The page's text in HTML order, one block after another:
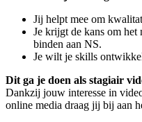
Jij helpt mee om
Je krijgt de kans om het
binden aan NS.
Je wilt je skills
Dit ga je doen als stagiair
Dankzij jouw interesse in
online media draag jij bij aan